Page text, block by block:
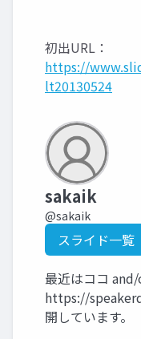
初出URL：
https://
lt20130524
sakaik
@sakaik
スライド一覧
最近はココ
https://
開しています。